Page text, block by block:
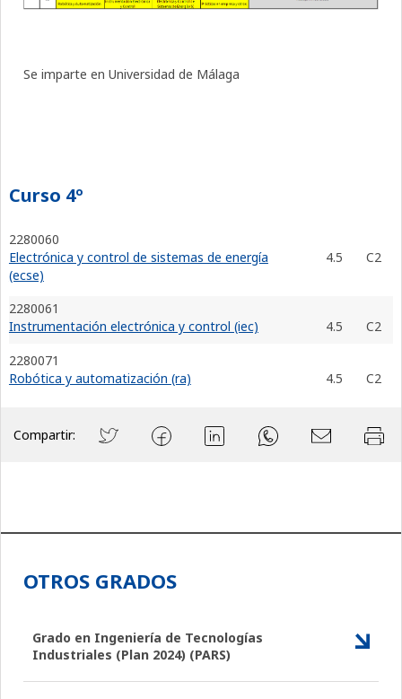
Se imparte en Universidad de Málaga
Curso 4º
2280060
Electrónica y control de sistemas de energía
(ecse)
4.5 C2
2280061
Instrumentación electrónica y control (iec)
4.5
C2
2280071
Robótica y automatización (ra)
4.5 C2
Compartir:
OTROS GRADOS
Grado en Ingeniería de Tecnologías
Industriales (Plan 2024) (PARS)